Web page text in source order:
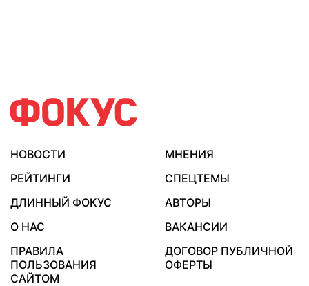
НОВОСТИ
МНЕНИЯ
РЕЙТИНГИ
СПЕЦТЕМЫ
ДЛИННЫЙ ФОКУС
АВТОРЫ
О НАС
ВАКАНСИИ
ПРАВИЛА
ПОЛЬЗОВАНИЯ
САЙТОМ
ДОГОВОР ПУБЛИЧНОЙ
ОФЕРТЫ